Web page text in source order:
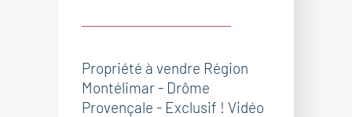
Propriété à vendre Région
Montélimar - Drôme
Provençale - Exclusif ! Vidéo